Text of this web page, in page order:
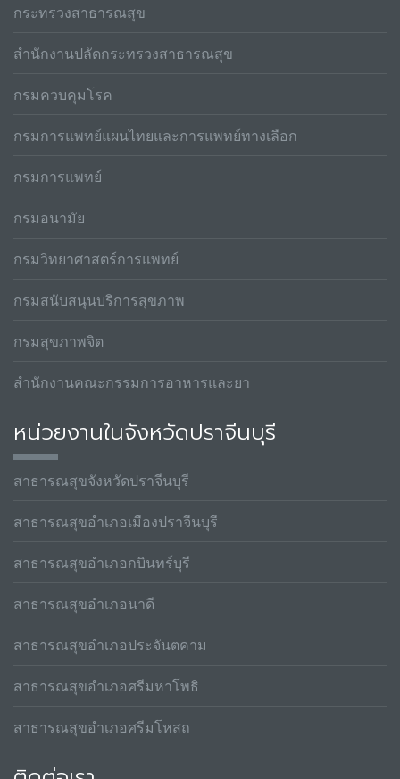
กระทรวงสาธารณสุข
สำนักงานปลัดกระทรวงสาธารณสุข
กรมควบคุมโรค
กรมการแพทย์แผนไทยและการแพทย์ทางเลือก
กรมการแพทย์
กรมอนามัย
กรมวิทยาศาสตร์การแพทย์
กรมสนับสนุนบริการสุขภาพ
กรมสุขภาพจิต
สำนักงานคณะกรรมการอาหารและยา
หน่วยงานในจังหวัดปราจีนบุรี
สาธารณสุขจังหวัดปราจีนบุรี
สาธารณสุขอำเภอเมืองปราจีนบุรี
สาธารณสุขอำเภอกบินทร์บุรี
สาธารณสุขอำเภอนาดี
สาธารณสุขอำเภอประจันตคาม
สาธารณสุขอำเภอศรีมหาโพธิ
สาธารณสุขอำเภอศรีมโหสถ